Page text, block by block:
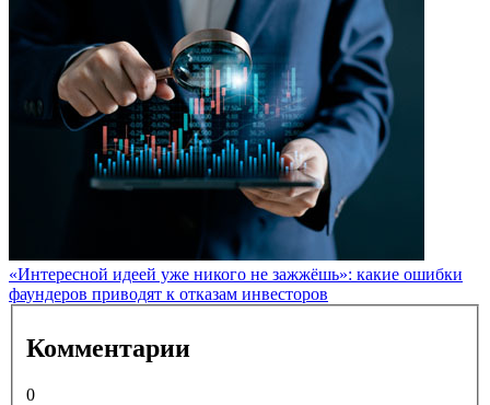
«Интересной идеей уже никого не зажжёшь»: какие ошибки
фаундеров приводят к отказам инвесторов
Комментарии
0